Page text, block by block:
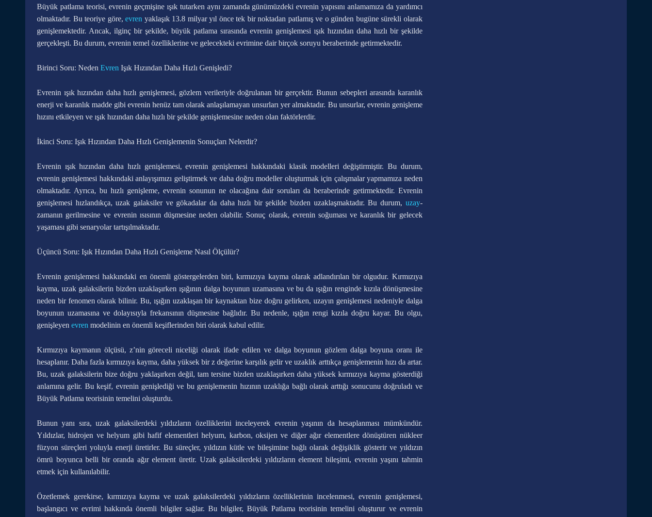
Büyük patlama teorisi, evrenin geçmişine ışık tutarken aynı zamanda günümüzdeki evrenin yapısını anlamamıza da yardımcı
olmaktadır. Bu teoriye göre,evren yaklaşık 13.8 milyar yıl önce tek bir noktadan patlamış ve o günden bugüne sürekli olarak
genişlemektedir. Ancak, ilginç bir şekilde, büyük patlama sırasında evrenin genişlemesi ışık hızından daha hızlı bir şekilde
gerçekleşti. Bu durum, evrenin temel özelliklerine ve gelecekteki evrimine dair birçok soruyu beraberinde getirmektedir.
Birinci Soru: Neden Evren Işık Hızından Daha Hızlı Genişledi?
Evrenin ışık hızından daha hızlı genişlemesi, gözlem verileriyle doğrulanan bir gerçektir. Bunun sebepleri arasında karanlık
enerji ve karanlık madde gibi evrenin henüz tam olarak anlaşılamayan unsurları yer almaktadır. Bu unsurlar, evrenin genişleme
hızını etkileyen ve ışık hızından daha hızlı bir şekilde genişlemesine neden olan faktörlerdir.
İkinci Soru: Işık Hızından Daha Hızlı Genişlemenin Sonuçları Nelerdir?
Evrenin ışık hızından daha hızlı genişlemesi, evrenin genişlemesi hakkındaki klasik modelleri değiştirmiştir. Bu durum,
evrenin genişlemesi hakkındaki anlayışımızı geliştirmek ve daha doğru modeller oluşturmak için çalışmalar yapmamıza neden
olmaktadır. Ayrıca, bu hızlı genişleme, evrenin sonunun ne olacağına dair soruları da beraberinde getirmektedir. Evrenin
genişlemesi hızlandıkça, uzak galaksiler ve gökadalar da daha hızlı bir şekilde bizden uzaklaşmaktadır. Bu durum, uzay-
zamanın gerilmesine ve evrenin ısısının düşmesine neden olabilir. Sonuç olarak, evrenin soğuması ve karanlık bir gelecek
yaşaması gibi senaryolar tartışılmaktadır.
Üçüncü Soru: Işık Hızından Daha Hızlı Genişleme Nasıl Ölçülür?
Evrenin genişlemesi hakkındaki en önemli göstergelerden biri, kırmızıya kayma olarak adlandırılan bir olgudur. Kırmızıya
kayma, uzak galaksilerin bizden uzaklaşırken ışığının dalga boyunun uzamasına ve bu da ışığın renginde kızıla dönüşmesine
neden bir fenomen olarak bilinir. Bu, ışığın uzaklaşan bir kaynaktan bize doğru gelirken, uzayın genişlemesi nedeniyle dalga
boyunun uzamasına ve dolayısıyla frekansının düşmesine bağlıdır. Bu nedenle, ışığın rengi kızıla doğru kayar. Bu olgu,
genişleyen evren modelinin en önemli keşiflerinden biri olarak kabul edilir.
Kırmızıya kaymanın ölçüsü, z’nin göreceli niceliği olarak ifade edilen ve dalga boyunun gözlem dalga boyuna oranı ile
hesaplanır. Daha fazla kırmızıya kayma, daha yüksek bir z değerine karşılık gelir ve uzaklık arttıkça genişlemenin hızı da artar.
Bu, uzak galaksilerin bize doğru yaklaşırken değil, tam tersine bizden uzaklaşırken daha yüksek kırmızıya kayma gösterdiği
anlamına gelir. Bu keşif, evrenin genişlediği ve bu genişlemenin hızının uzaklığa bağlı olarak arttığı sonucunu doğruladı ve
Büyük Patlama teorisinin temelini oluşturdu.
Bunun yanı sıra, uzak galaksilerdeki yıldızların özelliklerini inceleyerek evrenin yaşının da hesaplanması mümkündür.
Yıldızlar, hidrojen ve helyum gibi hafif elementleri helyum, karbon, oksijen ve diğer ağır elementlere dönüştüren nükleer
füzyon süreçleri yoluyla enerji üretirler. Bu süreçler, yıldızın kütle ve bileşimine bağlı olarak değişiklik gösterir ve yıldızın
ömrü boyunca belli bir oranda ağır element üretir. Uzak galaksilerdeki yıldızların element bileşimi, evrenin yaşını tahmin
etmek için kullanılabilir.
Özetlemek gerekirse, kırmızıya kayma ve uzak galaksilerdeki yıldızların özelliklerinin incelenmesi, evrenin genişlemesi,
başlangıcı ve evrimi hakkında önemli bilgiler sağlar. Bu bilgiler, Büyük Patlama teorisinin temelini oluşturur ve evrenin